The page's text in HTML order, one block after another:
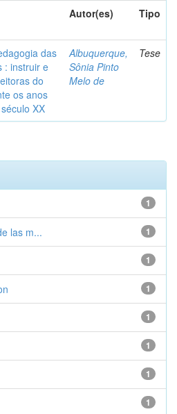
Autor(es) Tipo
das
: instruir e
do
os anos
XX
Albuquerque,
Sônia Pinto
Melo de
Tese
1
1
las m...
1
1
1
1
1
1